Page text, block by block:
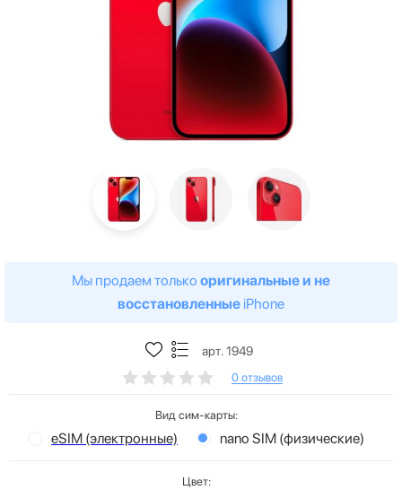
Мы продаем только оригинальные и не
восстановленные iPhone
арт. 1949
0 отзывов
Вид сим-карты:
eSIM (электронные) nano SIM (физические)
Цвет: